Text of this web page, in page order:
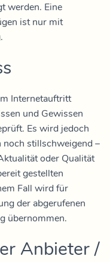
werden. Eine
ist nur mit
Internetauftritt
und Gewissen
Es wird jedoch
noch stillschweigend –
oder Qualität
gestellten
Fall wird für
der abgerufenen
übernommen.
Anbieter /